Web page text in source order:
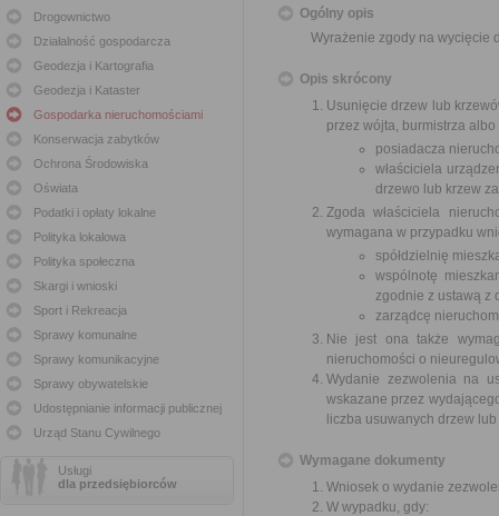
Drogownictwo
Działalność gospodarcza
Geodezja i Kartografia
Geodezja i Kataster
Gospodarka nieruchomościami
Konserwacja zabytków
Ochrona Środowiska
Oświata
Podatki i opłaty lokalne
Polityka lokalowa
Polityka społeczna
Skargi i wnioski
Sport i Rekreacja
Sprawy komunalne
Sprawy komunikacyjne
Sprawy obywatelskie
Udostępnianie informacji publicznej
Urząd Stanu Cywilnego
Usługi
dla przedsiębiorców
Ogólny opis
Wyrażenie zgody na wycięcie
Opis skrócony
Usunięcie drzew lub
przez wójta, burmistrza
posiadacza
właściciela
drzewo lub krzew
Zgoda właściciela
wymagana w przypadku
spółdzielnię
wspólnotę
zgodnie z ustawą z
zarządcę
Nie jest ona także
nieruchomości o
Wydanie zezwolenia na
wskazane przez
liczba usuwanych drzew
Wymagane dokumenty
Wniosek o wydanie
W wypadku, gdy: